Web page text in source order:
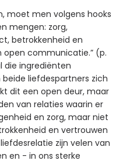
moet men volgens hooks
mengen: zorg,
betrokkenheid en
open communicatie.” (p.
die ingrediënten
liefdespartners zich
dit een open deur, maar
van relaties waarin er
en zorg, maar niet
en vertrouwen
zijn velen van
en - in ons sterke